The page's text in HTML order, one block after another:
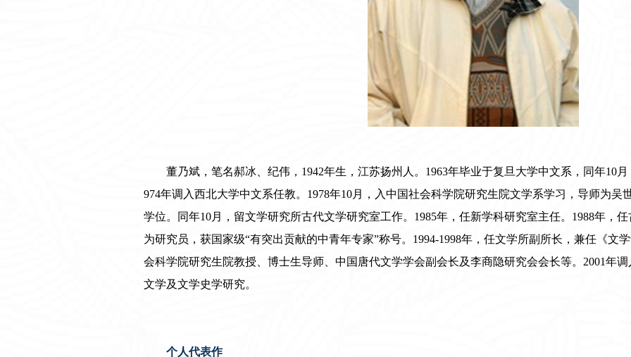
董乃斌，笔名郝冰、纪伟，1942年生，江苏扬州人 。 1963年毕业于复旦大学中文系，同年10
974年调入西北大学中文系任教。1978年10月，入中国社会科学院研究生院文学系学习，导师为吴
学位。同年10月， 留文学研究所古代文学研究室工作。1985年，任新学科研究室主任。1988年，
为研究员，获国家级“有突出贡献的中青年专家”称号。1994-1998年 ，任文学所副所长，兼任《文
会科学院研究生院教授、博士生导师、中国唐代文学学会副会长及李商隐研究会会长等。2001年
文学及文学史学研究。
个人代表作